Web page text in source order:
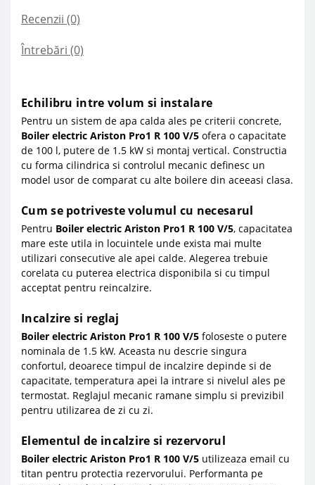
Recenzii (0)
Întrebări (0)
Echilibru intre volum si instalare
Pentru un sistem de apa calda ales pe criterii concrete,
Boiler electric Ariston Pro1 R 100 V/5 ofera o capacitate
de 100 l, putere de 1.5 kW si montaj vertical. Constructia
cu forma cilindrica si controlul mecanic definesc un
model usor de comparat cu alte boilere din aceeasi clasa.
Cum se potriveste volumul cu necesarul
Pentru Boiler electric Ariston Pro1 R 100 V/5, capacitatea
mare este utila in locuintele unde exista mai multe
utilizari consecutive ale apei calde. Alegerea trebuie
corelata cu puterea electrica disponibila si cu timpul
acceptat pentru reincalzire.
Incalzire si reglaj
Boiler electric Ariston Pro1 R 100 V/5 foloseste o putere
nominala de 1.5 kW. Aceasta nu descrie singura
confortul, deoarece timpul de incalzire depinde si de
capacitate, temperatura apei la intrare si nivelul ales pe
termostat. Reglajul mecanic ramane simplu si previzibil
pentru utilizarea de zi cu zi.
Elementul de incalzire si rezervorul
Boiler electric Ariston Pro1 R 100 V/5 utilizeaza email cu
titan pentru protectia rezervorului. Performanta pe